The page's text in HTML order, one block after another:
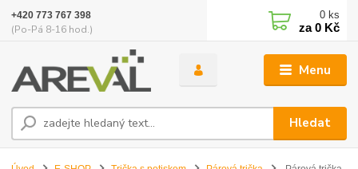
Menu
Hledat
+420 773 767 398
(Po-Pá 8-16 hod.)
0 ks
za0 Kč